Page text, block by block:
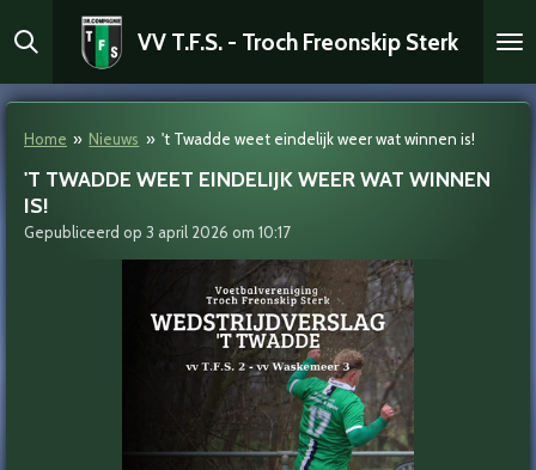
direct
de
VV T.F.S. - Troch Freonskip Sterk
Home » Nieuws » 't Twadde weet eindelijk weer wat winnen is!
'T TWADDE WEET EINDELIJK WEER WAT WINNEN
IS!
Gepubliceerd op 3 april 2026 om 10:17